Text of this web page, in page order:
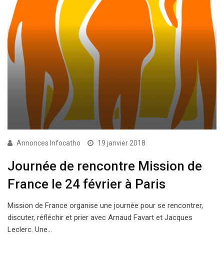
Annonces Infocatho 19 janvier 2018
Journée de rencontre Mission de
France le 24 février à Paris
Mission de France organise une journée pour se rencontrer,
discuter, réfléchir et prier avec Arnaud Favart et Jacques
Leclerc. Une…